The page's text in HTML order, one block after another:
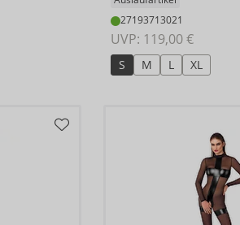
27193713021
UVP: 119,00 €
S M L XL